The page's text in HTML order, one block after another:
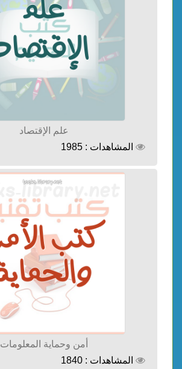
علم الإقتصاد
المشاهدات : 1985
أمن وحماية المعلومات
المشاهدات : 1840